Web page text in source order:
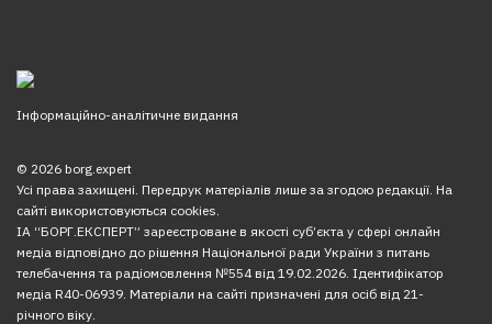
Інформаційно-аналітичне видання
© 2026 borg.expert
Усі права захищені. Передрук матеріалів лише за згодою редакції. На
сайті використовуються cookies.
ІА “БОРГ.ЕКСПЕРТ” зареєстроване в якості суб’єкта у сфері онлайн
медіа відповідно до рішення Національної ради України з питань
телебачення та радіомовлення №554 від 19.02.2026. Ідентифікатор
медіа R40-06939. Матеріали на сайті призначені для осіб від 21-
річного віку.